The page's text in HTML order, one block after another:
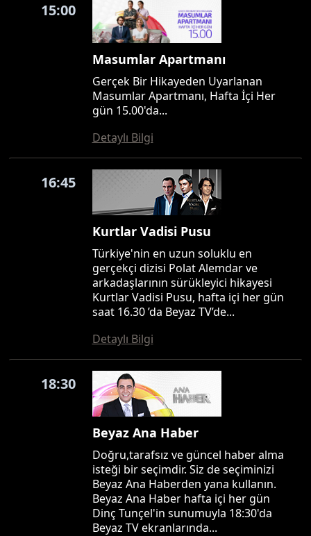
15:00
Masumlar Apartmanı
Gerçek Bir Hikayeden Uyarlanan
Masumlar Apartmanı, Hafta İçi Her
gün 15.00'da...
Detaylı Bilgi
16:45
Kurtlar Vadisi Pusu
Türkiye'nin en uzun soluklu en
gerçekçi dizisi Polat Alemdar ve
arkadaşlarının sürükleyici hikayesi
Kurtlar Vadisi Pusu, hafta içi her gün
saat 16.30 ’da Beyaz TV’de...
Detaylı Bilgi
18:30
Beyaz Ana Haber
Doğru,tarafsız ve güncel haber alma
isteği bir seçimdir. Siz de seçiminizi
Beyaz Ana Haberden yana kullanın.
Beyaz Ana Haber hafta içi her gün
Dinç Tunçel'in sunumuyla 18:30'da
Beyaz TV ekranlarında...